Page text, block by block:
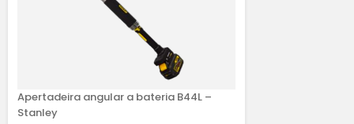
Apertadeira angular a bateria B44L –
Stanley